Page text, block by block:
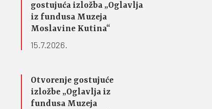
gostujuća izložba „Oglavlja
iz fundusa Muzeja
Moslavine Kutina“
15.7.2026.
Otvorenje gostujuće
izložbe „Oglavlja iz
fundusa Muzeja